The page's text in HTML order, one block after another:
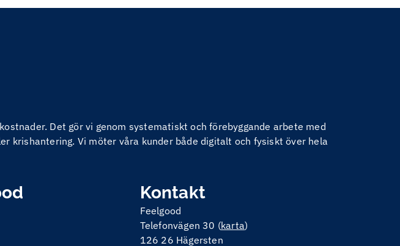
Det gör vi genom systematiskt och förebyggande arbete med
krishantering. Vi möter våra kunder både digitalt och fysiskt över hela
Kontakt
Feelgood
Telefonvägen 30 (karta)
126 26 Hägersten